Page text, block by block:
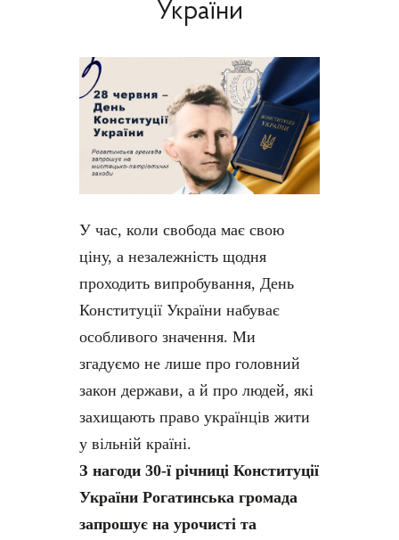
України
У час, коли свобода має свою
ціну, а незалежність щодня
проходить випробування, День
Конституції України набуває
особливого значення. Ми
згадуємо не лише про головний
закон держави, а й про людей, які
захищають право українців жити
у вільній країні.
З нагоди 30-ї річниці Конституції
України Рогатинська громада
запрошує на урочисті та